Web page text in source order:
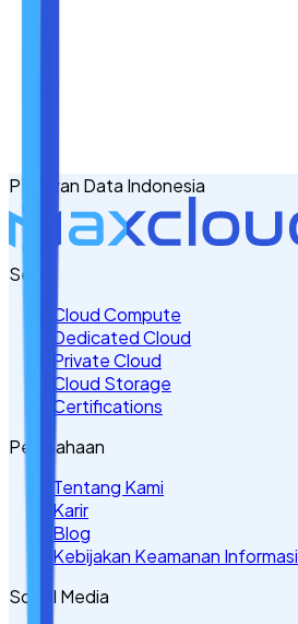
Tulis Kebutuhan Anda di Sini
PT Awan Data Indonesia
Servis
Cloud Compute
Dedicated Cloud
Private Cloud
Cloud Storage
Certifications
Perusahaan
Tentang Kami
Karir
Blog
Kebijakan Keamanan Informasi
Sosial Media